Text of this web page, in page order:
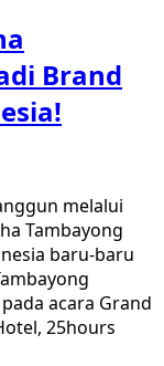
Brand
melalui
Tambayong
baru-baru
acara Grand
25hours